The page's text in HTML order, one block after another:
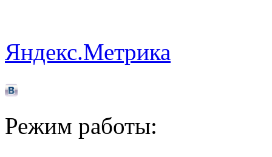
Яндекс.Метрика
Режим работы: